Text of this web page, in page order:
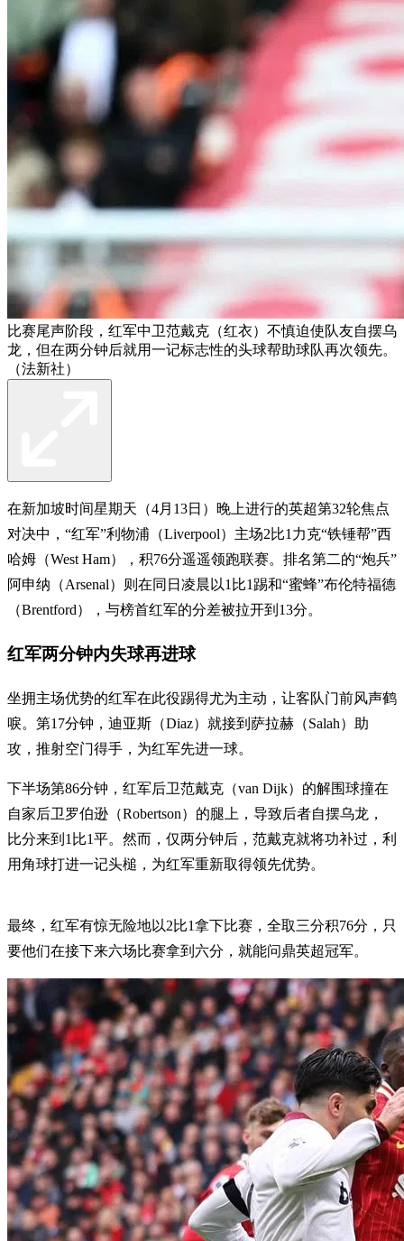
比赛尾声阶段，红军中卫范戴克（红衣）不慎迫使队友自摆乌
龙，但在两分钟后就用一记标志性的头球帮助球队再次领先。
（法新社）
在新加坡时间星期天（4月13日）晚上进行的英超第32轮焦点
对决中，“红军”利物浦（Liverpool）主场2比1力克“铁锤帮”西
哈姆（West Ham），积76分遥遥领跑联赛。排名第二的“炮兵”
阿申纳（Arsenal）则在同日凌晨以1比1踢和“蜜蜂”布伦特福德
（Brentford），与榜首红军的分差被拉开到13分。
红军两分钟内失球再进球
坐拥主场优势的红军在此役踢得尤为主动，让客队门前风声鹤
唳。第17分钟，迪亚斯（Diaz）就接到萨拉赫（Salah）助
攻，推射空门得手，为红军先进一球。
下半场第86分钟，红军后卫范戴克（van Dijk）的解围球撞在
自家后卫罗伯逊（Robertson）的腿上，导致后者自摆乌龙，
比分来到1比1平。然而，仅两分钟后，范戴克就将功补过，利
用角球打进一记头槌，为红军重新取得领先优势。
最终，红军有惊无险地以2比1拿下比赛，全取三分积76分，只
要他们在接下来六场比赛拿到六分，就能问鼎英超冠军。